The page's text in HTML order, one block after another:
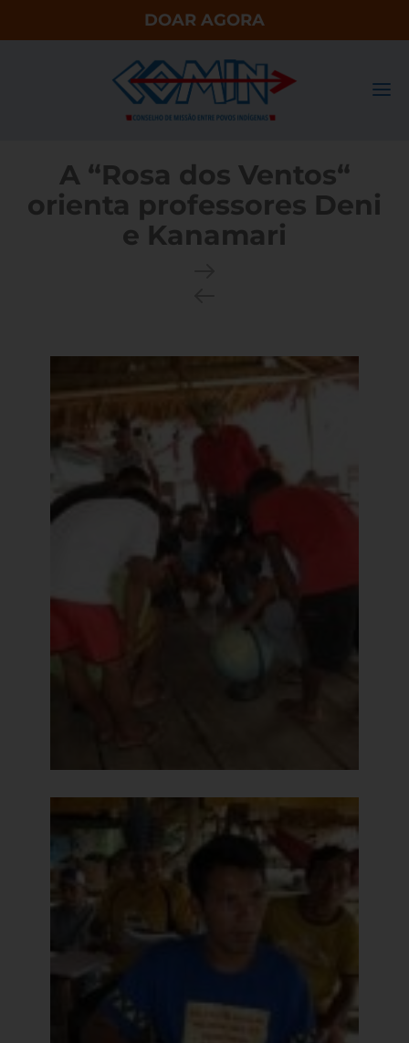
DOAR AGORA
A “Rosa dos Ventos“
orienta professores Deni
e Kanamari